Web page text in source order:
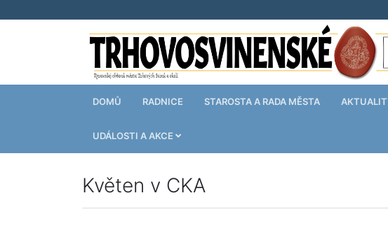
DOMŮ RADNICE STAROSTA A RADA MĚSTA
UDÁLOSTI A AKCE
Květen v CKA